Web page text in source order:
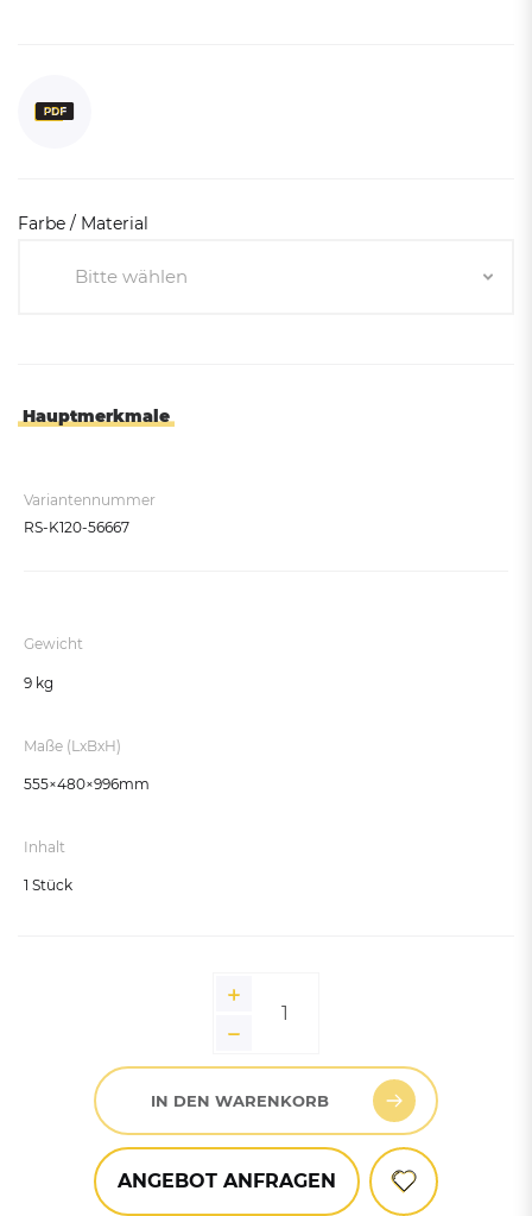
Farbe / Material
Bitte wählen
Blau/Grau
Hauptmerkmale
Variantennummer
RS-K120-56667
Gewicht
9 kg
Maße (LxBxH)
555×480×996mm
Inhalt
1 Stück
IN DEN WARENKORB
ANGEBOT ANFRAGEN